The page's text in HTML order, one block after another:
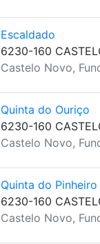
Escaldado
6230-160
Castelo Novo,
Quinta do Ouriço
6230-160
Castelo Novo,
Quinta do Pinheiro
6230-160
Castelo Novo,